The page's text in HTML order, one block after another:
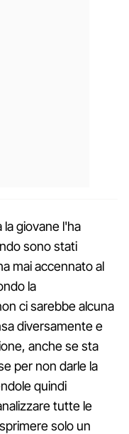
giovane l'ha
sono stati
mai accennato al
la
ci sarebbe alcuna
diversamente e
anche se sta
per non darle la
quindi
tutte le
solo un